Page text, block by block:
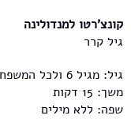
קונצ'רטו למנדולינה
גיל קרר
גיל: מגיל 6 ולכל המשפחה
משך: 15 דקות
שפה: ללא מילים